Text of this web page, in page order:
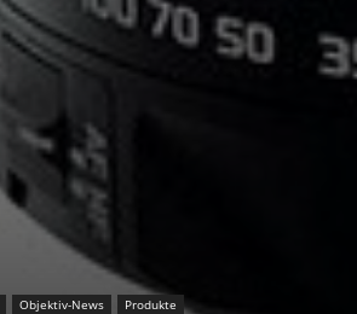
Objektiv-News Produkte